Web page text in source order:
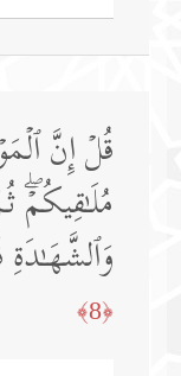
قُلۡ إِنَّ
مُلَـٰقِیكُمۡۖ
﴿8﴾